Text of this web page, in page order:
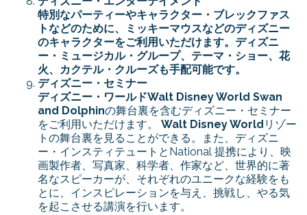
特別なパーティーやキャラクター・ブレックファス
トなどのために、ミッキーマウスなどのディズニー
のキャラクターをご利用いただけます。ディズニ
ー・ミュージカル・グループ、テーマ・ショー、花
火、カクテル・クルーズも手配可能です。
ディズニー・セミナー
ディズニー・ワールドWalt Disney World Swan
and Dolphinの舞台裏を含むディズニー・セミナー
をご利用いただけます。 Walt Disney World リゾー
トの舞台裏を見ることができる。また、ディズニ
ー・インスティテュートとNational 提携により、映
画製作者、写真家、科学者、作家など、世界的に著
名なスピーカーが、それぞれのユニークな経験をも
とに、インスピレーションを与え、挑戦し、やる気
を起こさせる講演を行います。